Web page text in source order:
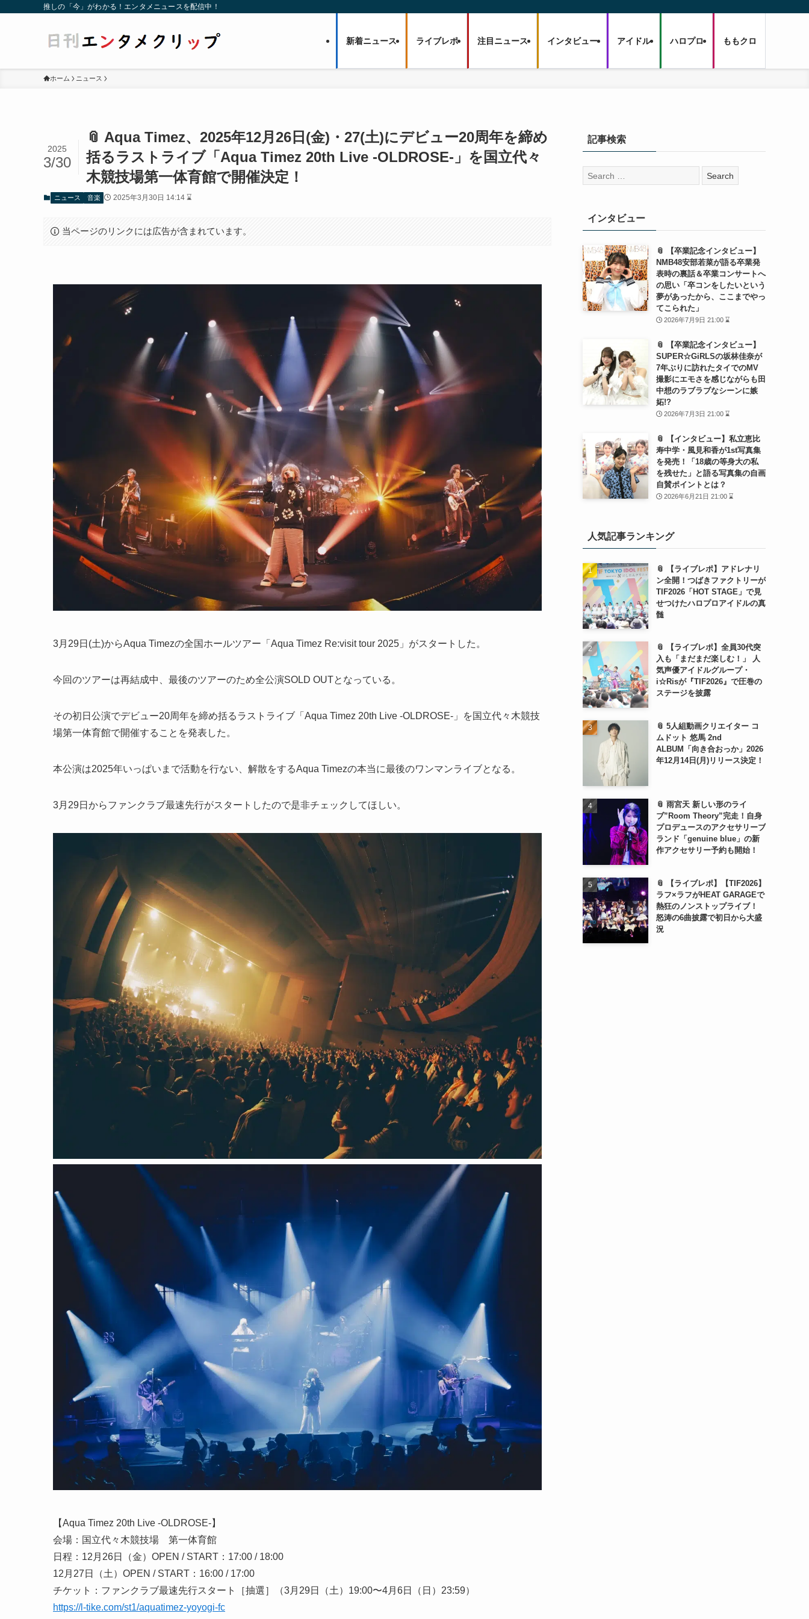
推しの「今」がわかる！エンタメニュースを配信中！
新着ニュース ライブレポ 注目ニュース インタビュー アイドル ハロプロ ももクロ
ホーム ニュース
📎 Aqua Timez、2025年12月26日(金)・27(土)にデビュー20周年を締め
括るラストライブ「Aqua Timez 20th Live -OLDROSE-」を国立代々
木競技場第一体育館で開催決定！
2025
3/30
ニュース 音楽 2025年3月30日 14:14 ⌛
当ページのリンクには広告が含まれています。
3月29日(土)からAqua Timezの全国ホールツアー「Aqua Timez Re:visit tour 2025」がスタートした。
今回のツアーは再結成中、最後のツアーのため全公演SOLD OUTとなっている。
その初日公演でデビュー20周年を締め括るラストライブ「Aqua Timez 20th Live -OLDROSE-」を国立代々木競技
場第一体育館で開催することを発表した。
本公演は2025年いっぱいまで活動を行ない、解散をするAqua Timezの本当に最後のワンマンライブとなる。
3月29日からファンクラブ最速先行がスタートしたので是非チェックしてほしい。
【Aqua Timez 20th Live -OLDROSE-】
会場：国立代々木競技場 第一体育館
日程：12月26日（金）OPEN / START：17:00 / 18:00
12月27日（土）OPEN / START：16:00 / 17:00
チケット：ファンクラブ最速先行スタート［抽選］（3月29日（土）19:00〜4月6日（日）23:59）
https://l-tike.com/st1/aquatimez-yoyogi-fc
記事検索
検
索:
インタビュー
📎 【卒業記念インタビュー】
NMB48安部若菜が語る卒業発
表時の裏話＆卒業コンサートへ
の思い「卒コンをしたいという
夢があったから、ここまでやっ
てこられた」
2026年7月9日 21:00 ⌛
📎 【卒業記念インタビュー】
SUPER☆GiRLSの坂林佳奈が
7年ぶりに訪れたタイでのMV
撮影にエモさを感じながらも田
中想のラブラブなシーンに嫉
妬!?
2026年7月3日 21:00 ⌛
📎 【インタビュー】私立恵比
寿中学・風見和香が1st写真集
を発売！「18歳の等身大の私
を残せた」と語る写真集の自画
自賛ポイントとは？
2026年6月21日 21:00 ⌛
人気記事ランキング
📎 【ライブレポ】アドレナリ
ン全開！つばきファクトリーが
TIF2026「HOT STAGE」で見
せつけたハロプロアイドルの真
髄
📎 【ライブレポ】全員30代突
入も「まだまだ楽しむ！」 人
気声優アイドルグループ・
i☆Risが『TIF2026』で圧巻の
ステージを披露
📎 5人組動画クリエイター コ
ムドット 悠馬 2nd
ALBUM「向き合おっか」2026
年12月14日(月)リリース決定！
📎 雨宮天 新しい形のライ
ブ”Room Theory”完走！自身
プロデュースのアクセサリーブ
ランド「genuine blue」の新
作アクセサリー予約も開始！
📎 【ライブレポ】【TIF2026】
ラフ×ラフがHEAT GARAGEで
熱狂のノンストップライブ！
怒涛の6曲披露で初日から大盛
況